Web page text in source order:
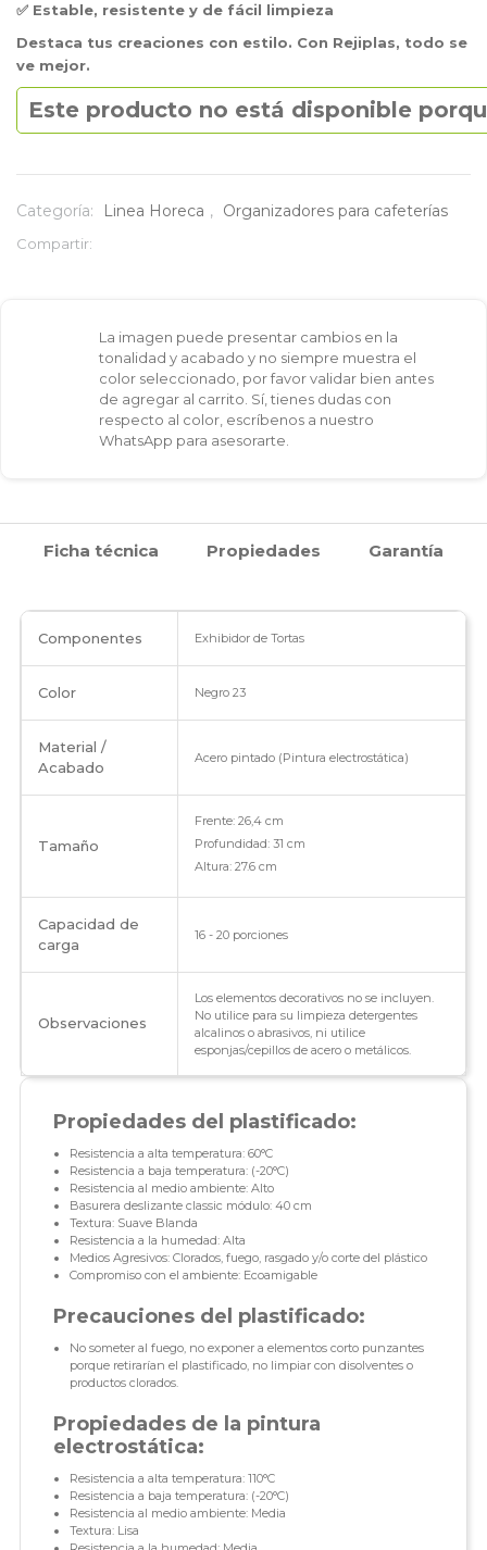
✅ Estable, resistente y de fácil limpieza
Destaca tus creaciones con estilo. Con Rejiplas, todo se
ve mejor.
Este producto no está disponible
Categoría: Linea Horeca , Organizadores para cafeterías
Compartir:
La imagen puede presentar cambios en la
tonalidad y acabado y no siempre muestra el
color seleccionado, por favor validar bien antes
de agregar al carrito. Sí, tienes dudas con
respecto al color, escríbenos a nuestro
WhatsApp para asesorarte.
Ficha técnica Propiedades Garantía
Componentes Exhibidor de Tortas
Color Negro 23
Material /
Acabado
Acero pintado (Pintura electrostática)
Tamaño
Frente: 26,4 cm
Profundidad: 31 cm
Altura: 27.6 cm
Capacidad de
carga
16 - 20 porciones
Observaciones
Los elementos decorativos no se incluyen.
No utilice para su limpieza detergentes
alcalinos o abrasivos, ni utilice
esponjas/cepillos de acero o metálicos.
Propiedades del plastificado:
Resistencia a alta temperatura: 60°C
Resistencia a baja temperatura: (-20°C)
Resistencia al medio ambiente: Alto
Basurera deslizante classic módulo: 40 cm
Textura: Suave Blanda
Resistencia a la humedad: Alta
Medios Agresivos: Clorados, fuego, rasgado y/o corte del plástico
Compromiso con el ambiente: Ecoamigable
Precauciones del plastificado:
No someter al fuego, no exponer a elementos corto punzantes
porque retirarían el plastificado, no limpiar con disolventes o
productos clorados.
Propiedades de la pintura
electrostática:
Resistencia a alta temperatura: 110°C
Resistencia a baja temperatura: (-20°C)
Resistencia al medio ambiente: Media
Textura: Lisa